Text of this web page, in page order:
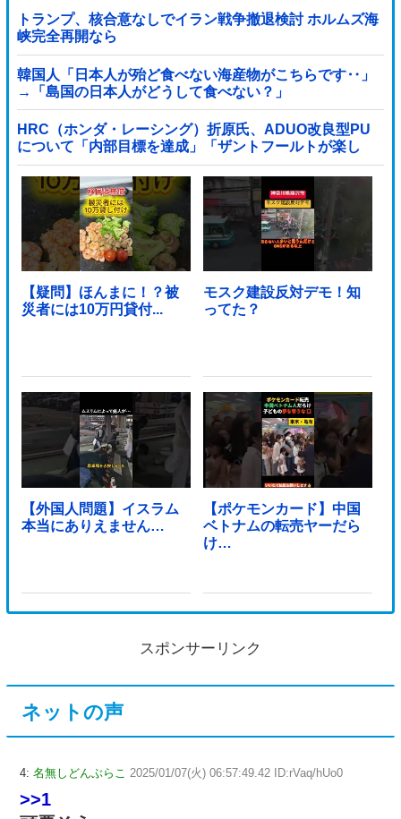
トランプ、核合意なしでイラン戦争撤退検討 ホルムズ海
峡完全再開なら
韓国人「日本人が殆ど食べない海産物がこちらです‥」
→「島国の日本人がどうして食べない？」
HRC（ホンダ・レーシング）折原氏、ADUO改良型PU
について「内部目標を達成」「ザントフールトが楽し
み」他
【疑問】ほんまに！？被
災者には10万円貸付...
モスク建設反対デモ！知
ってた？
【外国人問題】イスラム
本当にありえません…
【ポケモンカード】中国
ベトナムの転売ヤーだら
け…
スポンサーリンク
ネットの声
4: 名無しどんぶらこ 2025/01/07(火) 06:57:49.42 ID:rVaq/hUo0
>>1